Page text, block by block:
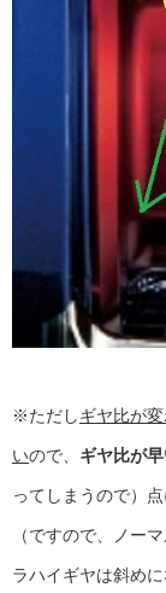
※ただしギヤ比が
いので、 ギヤ比が
ってしまうので）
（ですので、ノー
ラハイギヤは斜めに